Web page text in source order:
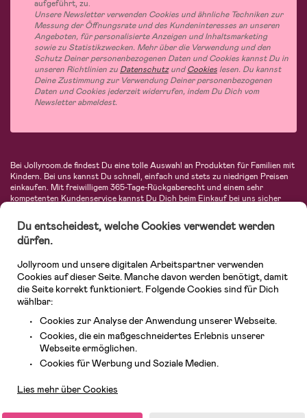
aufgeführt, zu.
Unsere Newsletter verwenden Cookies und ähnliche Techniken zur
Messung der Öffnungsrate und des Kundeninteresses an unseren
Angeboten, für personalisierte Anzeigen und Inhaltsmarketing
sowie zu Statistikzwecken. Mehr über die Verwendung und den
Schutz Deiner personenbezogenen Daten und Cookies kannst Du in
unseren Richtlinien zu DatenschutzundCookies lesen. Du kannst
Deine Zustimmung zur Verwendung Deiner personenbezogenen
Daten und Cookies jederzeit widerrufen, indem Du Dich vom
Newsletter abmeldest.
Bei Jollyroom.de findest Du eine tolle Auswahl an Produkten für Familien mit
Kindern. Bei uns kannst Du schnell, einfach und stets zu niedrigen Preisen
einkaufen. Mit freiwilligem 365-Tage-Rückgaberecht und einem sehr
kompetenten Kundenservice kannst Du Dich beim Einkauf bei uns sicher
Autositze, Kinder- und Babymode, Produkte für Mütter und eine Menge
fantastischer Einrichtungsgegenstände, Spielsachen, Babyprodukte und
vieles mehr. Wir haben Produkte von bekannten Herstellern wie Britax, Maxi-
Avent, Jack Wolfskin, Cybex, LEGO und vielen mehr. Schau Dich um in
unserer vielfältigen Online-Boutique für Kinder & Babys. Willkommen!
© 2026 Jollyroom GmbH. Alle Rechte vorbehalten.
Du entscheidest, welche Cookies verwendet werden
dürfen.
Jollyroom und unsere digitalen Arbeitspartner verwenden
Cookies auf dieser Seite. Manche davon werden benötigt, damit
die Seite korrekt funktioniert. Folgende Cookies sind für Dich
wählbar:
Cookies zur Analyse der Anwendung unserer Webseite.
Cookies, die ein maßgeschneidertes Erlebnis unserer
Webseite ermöglichen.
Cookies für Werbung und Soziale Medien.
Lies mehr über Cookies